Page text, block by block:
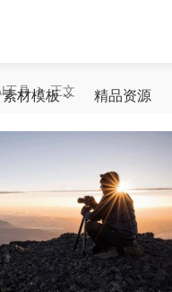
素材模板 精品资源
工具 正文